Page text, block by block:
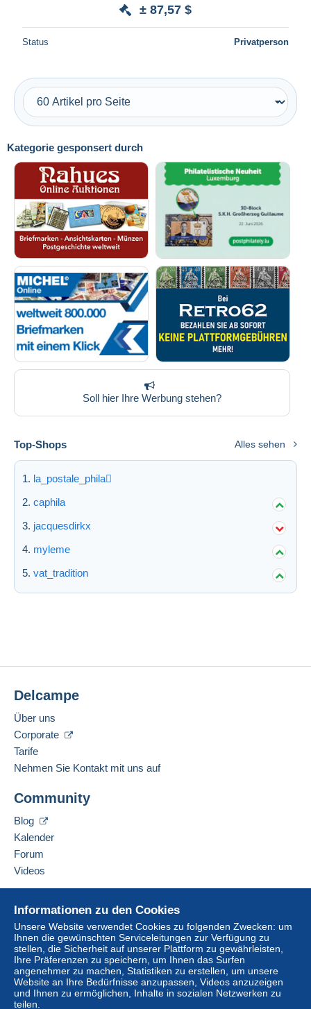
Preis
Nur ermäßigt
Kostenloser Versand
Zahlungsmethoden
Banküberweisung
Visa
Mastercard
Bancontact
iDeal
Maestro
Gesamte Auswahl aufheben
Wohnsitz des Verkäufers
Weltweit
Kategorie gesponsert durch
Soll hier Ihre Werbung stehen?
Top-Shops Alles sehen
la_postale_phila
caphila
jacquesdirkx
myleme
vat_tradition
± 87,57 $
Status Privatperson
Informationen zu den Cookies
Unsere Website verwendet Cookies zu folgenden Zwecken: um
Ihnen die gewünschten Serviceleitungen zur Verfügung zu
stellen, die Sicherheit auf unserer Plattform zu gewährleisten,
Ihre Präferenzen zu speichern, um Ihnen das Surfen
angenehmer zu machen, Statistiken zu erstellen, um unsere
Website an Ihre Bedürfnisse anzupassen, Videos anzuzeigen
und Ihnen zu ermöglichen, Inhalte in sozialen Netzwerken zu
teilen.
Delcampe
Über uns
Corporate
Tarife
Nehmen Sie Kontakt mit uns auf
Community
Blog
Kalender
Forum
Videos
Online-Hilfe
Auf Delcampe kaufen
Auf Delcampe verkaufen
Eine sichere Website